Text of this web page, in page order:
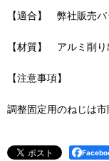
【適合】 弊社販売
【材質】 アルミ削り
【注意事項】
調整固定用のねじは市